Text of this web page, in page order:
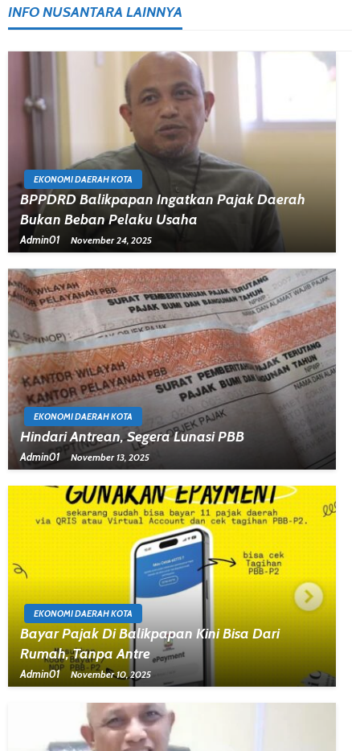
INFO NUSANTARA LAINNYA
EKONOMI DAERAH KOTA
BPPDRD Balikpapan Ingatkan Pajak Daerah
Bukan Beban Pelaku Usaha
Admin01 November 24, 2025
EKONOMI DAERAH KOTA
Hindari Antrean, Segera Lunasi PBB
Admin01 November 13, 2025
EKONOMI DAERAH KOTA
Bayar Pajak Di Balikpapan Kini Bisa Dari
Rumah, Tanpa Antre
Admin01 November 10, 2025